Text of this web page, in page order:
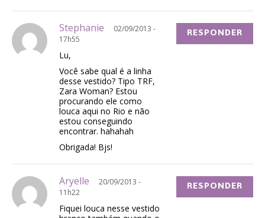
Stephanie
02/09/2013 -
17h55
Lu,
Você sabe qual é a linha
desse vestido? Tipo TRF,
Zara Woman? Estou
procurando ele como
louca aqui no Rio e não
estou conseguindo
encontrar. hahahah
Obrigada! Bjs!
RESPONDER
Aryelle
20/09/2013 -
11h22
Fiquei louca nesse vestido
RESPONDER